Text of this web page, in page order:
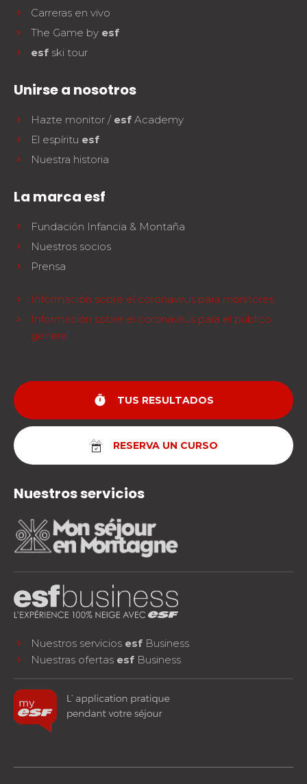
Carreras en vivo
The Game by esf
esf ski tour
Unirse a nosotros
Hazte monitor / esf Academy
El espíritu esf
Nuestra historia
La marca esf
Fundación Infancia & Montaña
Nuestros socios
Prensa
Información sobre el coronavirus para monitores
Información sobre el coronavirus para el público
general
timer TUS RESULTADOS
RESERVA UN CURSO
Nuestros servicios
Nuestros servicios esf Business
Nuestras ofertas esf Business